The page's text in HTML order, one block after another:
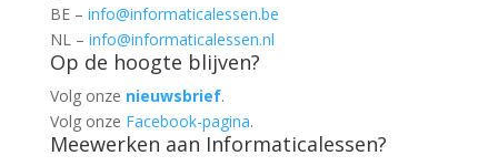
BE – info@informaticalessen.be
NL – info@informaticalessen.nl
Op de hoogte blijven?
Volg onze nieuwsbrief.
Volg onze Facebook-pagina.
Meewerken aan Informaticalessen?